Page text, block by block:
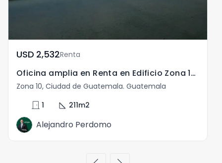
USD	2,532Renta
Oficina amplia en Renta en Edificio Zona 10 Guatemala
Zona 10, Ciudad de Guatemala. Guatemala
door_front 1 square_foot 211m2
Alejandro Perdomo